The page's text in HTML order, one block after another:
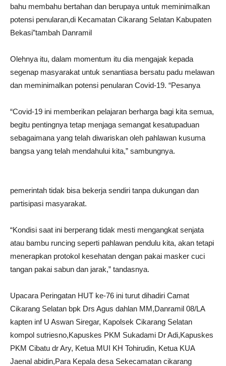
bahu membahu bertahan dan berupaya untuk meminimalkan
potensi penularan,di Kecamatan Cikarang Selatan Kabupaten
Bekasi”tambah Danramil
Olehnya itu, dalam momentum itu dia mengajak kepada
segenap masyarakat untuk senantiasa bersatu padu melawan
dan meminimalkan potensi penularan Covid-19. “Pesanya
“Covid-19 ini memberikan pelajaran berharga bagi kita semua,
begitu pentingnya tetap menjaga semangat kesatupaduan
sebagaimana yang telah diwariskan oleh pahlawan kusuma
bangsa yang telah mendahului kita,” sambungnya.
pemerintah tidak bisa bekerja sendiri tanpa dukungan dan
partisipasi masyarakat.
“Kondisi saat ini berperang tidak mesti mengangkat senjata
atau bambu runcing seperti pahlawan pendulu kita, akan tetapi
menerapkan protokol kesehatan dengan pakai masker cuci
tangan pakai sabun dan jarak,” tandasnya.
Upacara Peringatan HUT ke-76 ini turut dihadiri Camat
Cikarang Selatan bpk Drs Agus dahlan MM,Danramil 08/LA
kapten inf U Aswan Siregar, Kapolsek Cikarang Selatan
kompol sutriesno,Kapuskes PKM Sukadami Dr Adi,Kapuskes
PKM Cibatu dr Ary, Ketua MUI KH Tohirudin, Ketua KUA
Jaenal abidin,Para Kepala desa Sekecamatan cikarang